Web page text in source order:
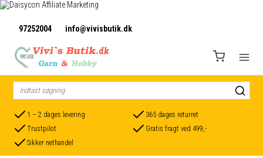
97252004 info@vivisbutik.dk
1 – 2 dages levering
365 dages returret
Trustpilot
Gratis fragt ved 499,-
Sikker nethandel